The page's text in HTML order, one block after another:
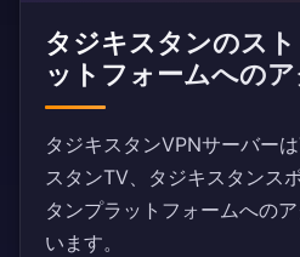
タジキスタンのス
ットフォームへの
タジキスタンVPNサーバー
スタンTV、タジキスタンス
タンプラットフォームへの
います。